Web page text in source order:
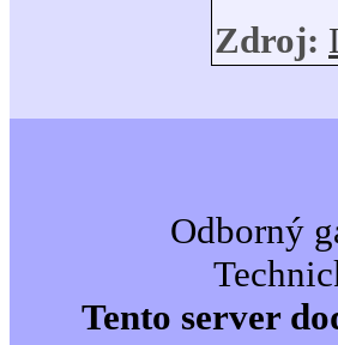
Zdroj:
Odborný
Tento server